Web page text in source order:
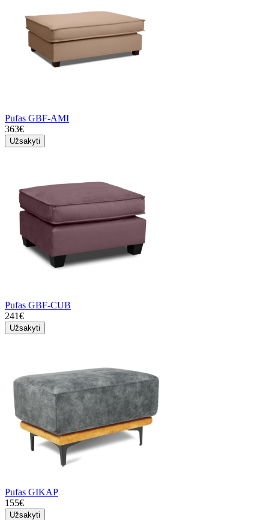
Pufas GBF-AMI
363€
Užsakyti
Pufas GBF-CUB
241€
Užsakyti
Pufas GIKAP
155€
Užsakyti